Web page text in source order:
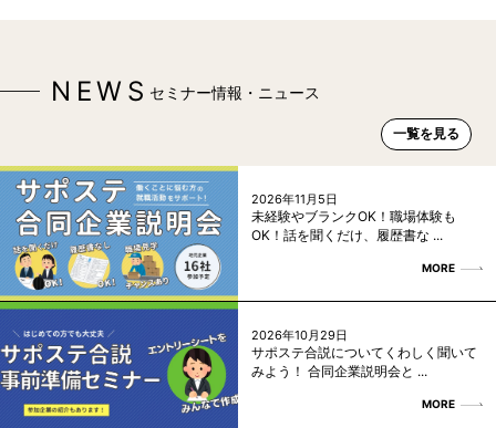
NEWS セミナー情報・ニュース
一覧を見る
2026年11月5日
未経験やブランクOK！職場体験も
OK！話を聞くだけ、履歴書な ...
MORE
2026年10月29日
サポステ合説についてくわしく聞いて
みよう！ 合同企業説明会と ...
MORE